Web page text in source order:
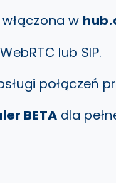
w
lub SIP.
połączeń
BETA dla